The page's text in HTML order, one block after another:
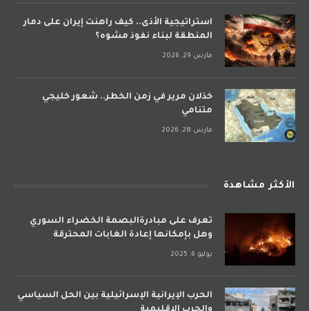
استراتيجية الأذى.. كيف راهنت إيران على دمار
المنطقة لبناء نفوذ مشوه؟
مارس 29, 2026
خذلان مرير في زمن الخطر.. شعور خليجي
متنامي
مارس 28, 2026
الأكثر مشاهدة
تعرف على مبادرةالبصمة الخضراء السوري
وهل بإمكانها إعادة الغابات المحترقة
يوليو 6, 2025
الحرب الإيرانية الإسرائيلية بين الحل السياسي